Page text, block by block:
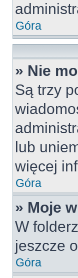
Góra
» Nie
Są trzy
lub
więcej
Góra
» Moje
W
jeszcze
Góra